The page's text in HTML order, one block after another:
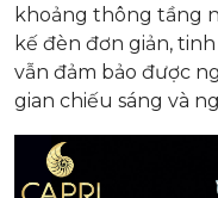
khoảng thông tầng
kế đèn đơn giản,
vẫn đảm bảo được
gian chiếu sáng và